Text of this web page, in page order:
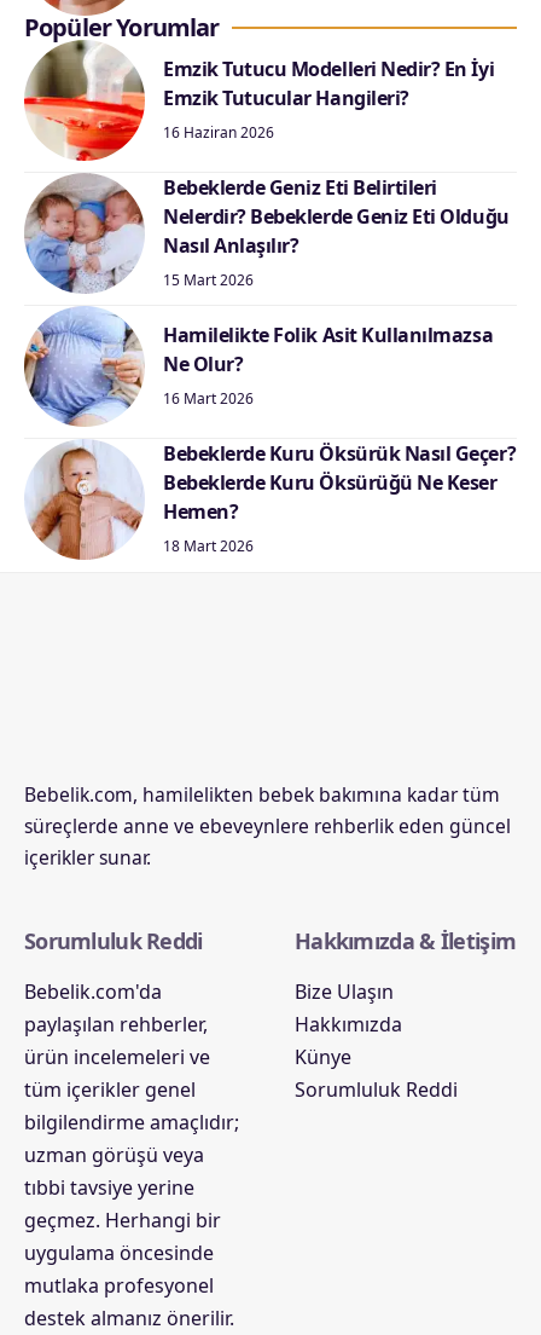
Popüler Yorumlar
Emzik Tutucu Modelleri Nedir? En İyi
Emzik Tutucular Hangileri?
16 Haziran 2026
Bebeklerde Geniz Eti Belirtileri
Nelerdir? Bebeklerde Geniz Eti Olduğu
Nasıl Anlaşılır?
15 Mart 2026
Hamilelikte Folik Asit Kullanılmazsa
Ne Olur?
16 Mart 2026
Bebeklerde Kuru Öksürük Nasıl Geçer?
Bebeklerde Kuru Öksürüğü Ne Keser
Hemen?
18 Mart 2026
Bebelik.com, hamilelikten bebek bakımına kadar tüm
süreçlerde anne ve ebeveynlere rehberlik eden güncel
içerikler sunar.
Sorumluluk Reddi
Bebelik.com'da
paylaşılan rehberler,
ürün incelemeleri ve
tüm içerikler genel
bilgilendirme amaçlıdır;
uzman görüşü veya
tıbbi tavsiye yerine
geçmez. Herhangi bir
uygulama öncesinde
mutlaka profesyonel
destek almanız önerilir.
Hakkımızda & İletişim
Bize Ulaşın
Hakkımızda
Künye
Sorumluluk Reddi